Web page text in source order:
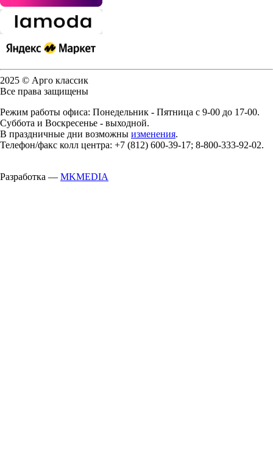
2025 © Арго классик
Все права защищены
Режим работы офиса: Понедельник - Пятница с 9-00 до 17-00.
Суббота и Воскресенье - выходной.
В праздничные дни возможны изменения.
Телефон/факс колл центра: +7 (812) 600-39-17; 8-800-333-92-02.
Разработка — MKMEDIA